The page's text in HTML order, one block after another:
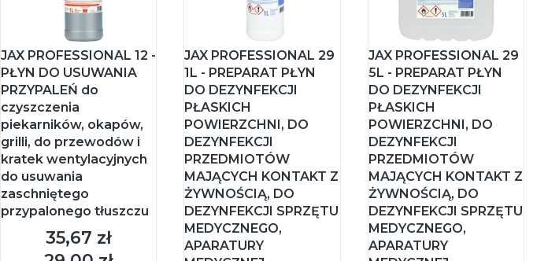
JAX PROFESSIONAL 12 -
PŁYN DO USUWANIA
PRZYPALEŃ do
czyszczenia
piekarników, okapów,
grilli, do przewodów i
kratek wentylacyjnych
do usuwania
zaschniętego
przypalonego tłuszczu
Cena
35,67 zł
JAX PROFESSIONAL 29
1L - PREPARAT PŁYN
DO DEZYNFEKCJI
PŁASKICH
POWIERZCHNI, DO
DEZYNFEKCJI
PRZEDMIOTÓW
MAJĄCYCH KONTAKT Z
ŻYWNOŚCIĄ, DO
DEZYNFEKCJI SPRZĘTU
MEDYCZNEGO,
APARATURY
JAX PROFESSIONAL 29
5L - PREPARAT PŁYN
DO DEZYNFEKCJI
PŁASKICH
POWIERZCHNI, DO
DEZYNFEKCJI
PRZEDMIOTÓW
MAJĄCYCH KONTAKT Z
ŻYWNOŚCIĄ, DO
DEZYNFEKCJI SPRZĘTU
MEDYCZNEGO,
APARATURY